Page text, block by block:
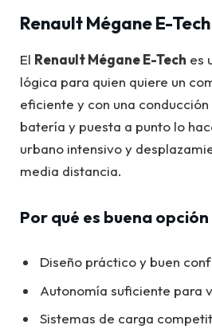
Renault Mégane E-
El Renault Mégane E-Tech es
lógica para quien quiere un
eficiente y con una
batería y puesta a punto lo
urbano intensivo y
media distancia.
Por qué es buena opción
Diseño práctico y buen
Autonomía suficiente para
Sistemas de carga